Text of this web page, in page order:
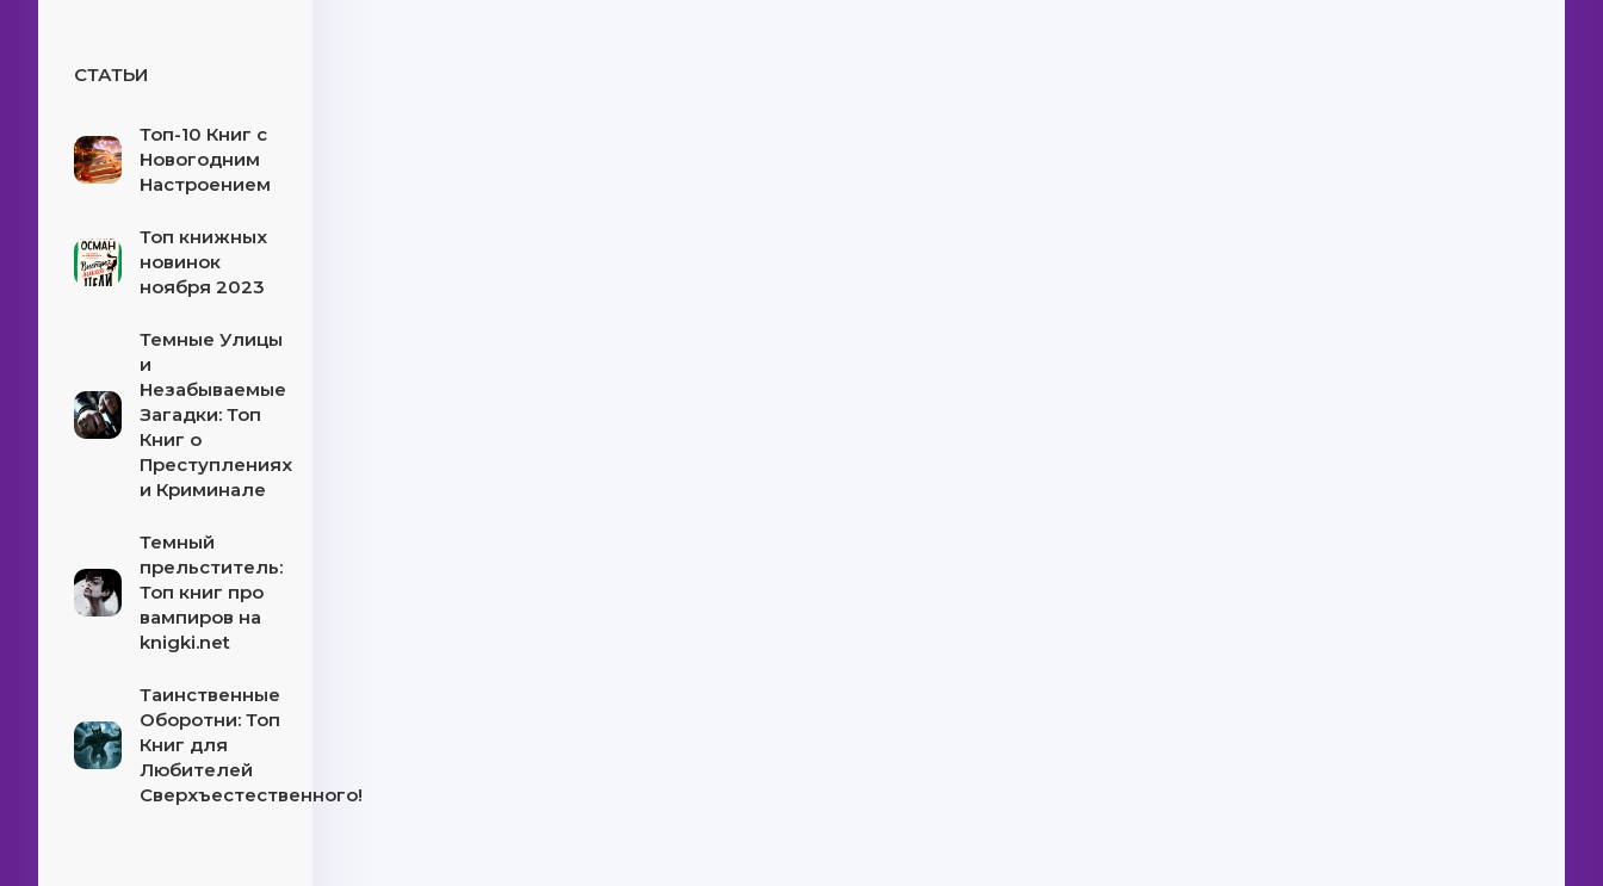
СТАТЬИ
Топ-10 Книг с
Новогодним
Настроением
Топ книжных
новинок
ноября 2023
Темные Улицы
и
Незабываемые
Загадки: Топ
Книг о
Преступлениях
и Криминале
Темный
прельститель:
Топ книг про
вампиров на
knigki.net
Таинственные
Оборотни: Топ
Книг для
Любителей
Сверхъестественного!